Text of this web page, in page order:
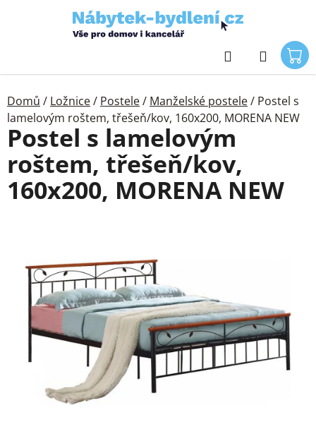
Hledat
Domů / Ložnice/ Postele/ Manželské postele/ Postel s
lamelovým roštem, třešeň/kov, 160x200, MORENA NEW
Postel s lamelovým
roštem, třešeň/kov,
160x200, MORENA NEW